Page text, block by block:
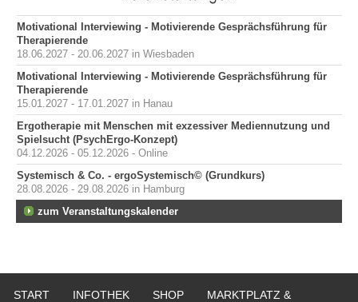
Motivational Interviewing - Motivierende Gesprächsführung für
Therapierende
18.06.2027 - 20.06.2027 in Wiesbaden
Motivational Interviewing - Motivierende Gesprächsführung für
Therapierende
15.01.2027 - 17.01.2027 in Hanau
Ergotherapie mit Menschen mit exzessiver Mediennutzung und
Spielsucht (PsychErgo-Konzept)
04.12.2026 - 05.12.2026 - Online
Systemisch & Co. - ergoSystemisch© (Grundkurs)
28.08.2026 - 29.08.2026 in Hamburg
zum Veranstaltungskalender
START INFOTHEK SHOP
MARKTPLATZ &